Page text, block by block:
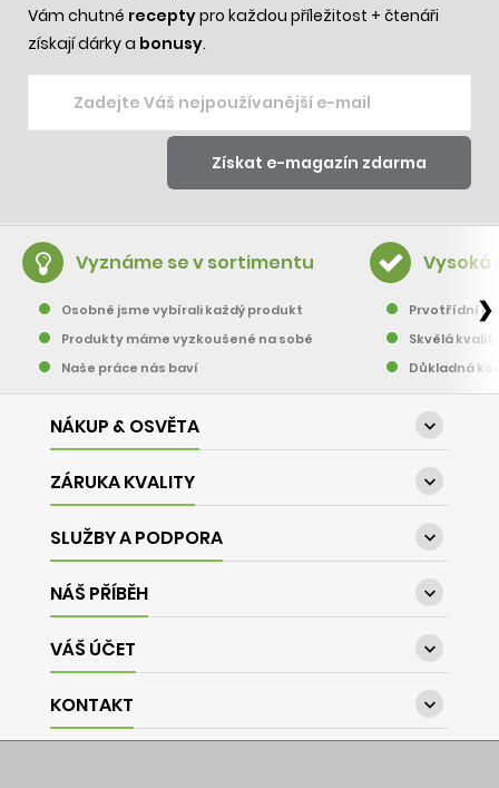
Vám chutné receptypro každou příležitost + čtenáři
získají dárky a bonusy.
Vyznáme se v sortimentu
Osobně jsme vybírali každý produkt
Produkty máme vyzkoušené na sobě
Naše práce nás baví
Vysoká
Prvotřídní
Skvělá
Důkladná
❯
NÁKUP & OSVĚTA 
ZÁRUKA KVALITY 
SLUŽBY A PODPORA 
NÁŠ PŘÍBĚH 
VÁŠ ÚČET 
KONTAKT 